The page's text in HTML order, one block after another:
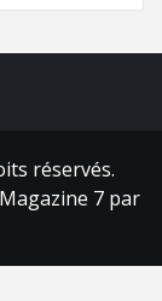
réservés.
Magazine 7 par